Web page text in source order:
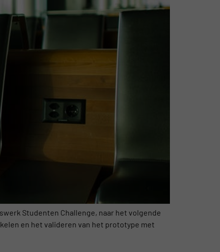
Studenten Challenge, naar het volgende
en het valideren van het prototype met